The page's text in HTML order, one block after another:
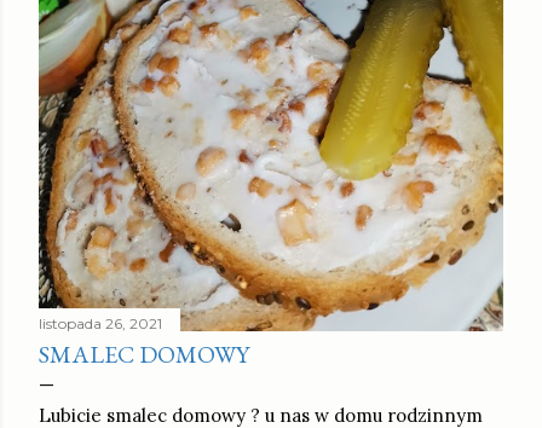
listopada 26, 2021
SMALEC DOMOWY
Lubicie smalec domowy ? u nas w domu rodzinnym